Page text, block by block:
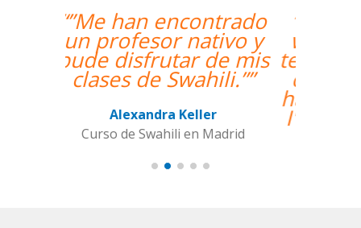
“”The course is going
well and Eugenia, my
teacher, is fantastic. My
communication skills
have improved greatly.
I'm really enjoying the
lessons!””
Miguel Eufrasio